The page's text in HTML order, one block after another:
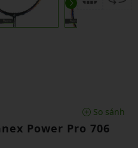
So sánh
Power Pro 706